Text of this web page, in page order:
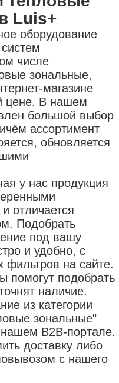
Luis+
оборудование
числе
зональные,
магазине
цене. В нашем
большой выбор
ассортимент
обновляется
у нас продукция
отличается
Подобрать
под вашу
и удобно, с
на сайте.
помогут подобрать
наличие.
из категории
зональные"
B2B-портале.
доставку либо
с нашего